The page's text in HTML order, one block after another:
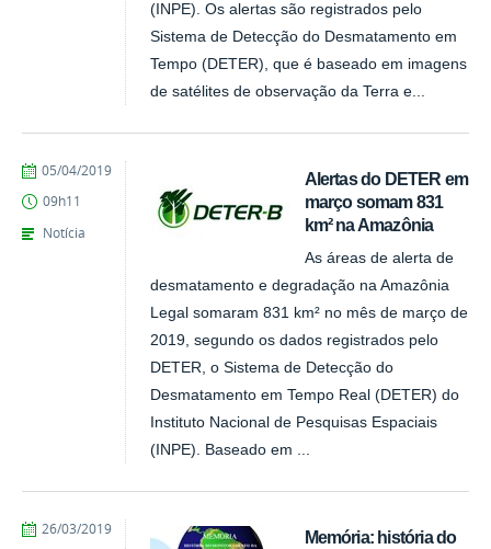
(INPE). Os alertas são registrados pelo
Sistema de Detecção do Desmatamento em
Tempo (DETER), que é baseado em imagens
de satélites de observação da Terra e...
Alertas do DETER em
março somam 831
km² na Amazônia
As áreas de alerta de
desmatamento e degradação na Amazônia
Legal somaram 831 km² no mês de março de
2019, segundo os dados registrados pelo
DETER, o Sistema de Detecção do
Desmatamento em Tempo Real (DETER) do
Instituto Nacional de Pesquisas Espaciais
(INPE). Baseado em ...
publicado
05/04/2019
09h11
Notícia
Memória: história do
publicado
26/03/2019